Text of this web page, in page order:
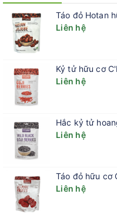
Táo đỏ Hotan
Liên hệ
Kỷ tử hữu cơ
Liên hệ
Hắc kỷ tử
Liên hệ
Táo đỏ hữu cơ
Liên hệ